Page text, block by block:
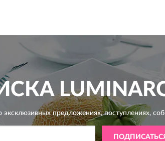
предложениях,поступлениях,